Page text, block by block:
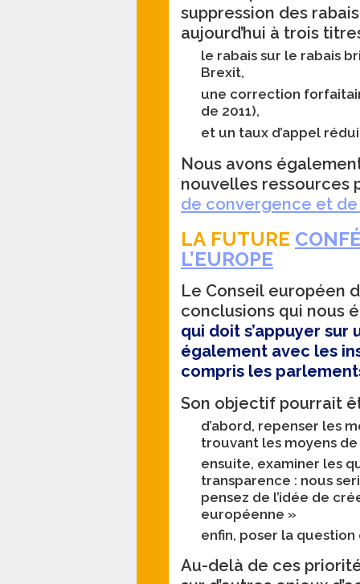
suppression des
aujourd’hui à trois
le rabais sur le rabais
Brexit,
une correction
de 2011),
et un taux d’appel
Nous avons
nouvelles ressources
de convergence et
LA FUTURE
L’EUROPE
Le Conseil européen
conclusions qui nous
qui doit s’appuyer
également avec les
compris les
d’abord, repenser les
trouvant les moyens
ensuite, examiner les
transparence : nous
pensez de l’idée de
européenne »
enfin, poser la
Au-delà de ces